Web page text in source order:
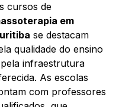
cursos de
em
se destacam
qualidade do ensino
infraestrutura
As escolas
com professores